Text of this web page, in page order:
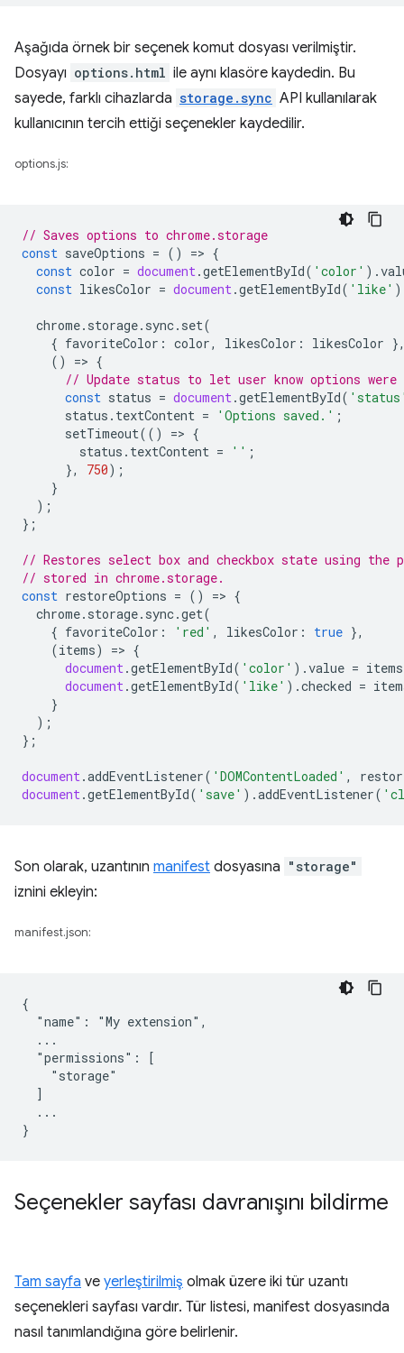
Aşağıda örnek bir seçenek komut dosyası verilmiştir.
Dosyayı options.html ile aynı klasöre kaydedin. Bu
sayede, farklı cihazlarda storage.sync API kullanılarak
kullanıcının tercih ettiği seçenekler kaydedilir.
options.js:
// Saves options to chrome.storage
const saveOptions = () => {
const color = document.getElementById( 'color' ).
const likesColor = document.getElementById( 'like'
chrome. storage. sync. set(
{ favoriteColor : color, likesColor : likesColor
()
=> {
// Update status to let user know options were
const status = document.getElementById(
status . textContent = 'Options saved.' ;
setTimeout(() => {
status . textContent = '' ;
},
750);
}
);
};
// Restores select box and checkbox state using the
// stored in chrome.storage.
const restoreOptions = () => {
chrome. storage. sync.get(
{ favoriteColor : 'red' , likesColor : true },
(items) => {
document.getElementById( 'color' ).value = items
document.getElementById( 'like' ).checked =
}
);
};
document.addEventListener( 'DOMContentLoaded' ,
document.getElementById( 'save' ).addEventListener(
Son olarak, uzantının manifest dosyasına "storage"
iznini ekleyin:
manifest.json:
{
  "name": "My extension",
  ...
  "permissions": [
    "storage"
  ]
  ...
Seçenekler sayfası davranışını bildirme
Tam sayfa ve yerleştirilmiş olmak üzere iki tür uzantı
seçenekleri sayfası vardır. Tür listesi, manifest dosyasında
nasıl tanımlandığına göre belirlenir.